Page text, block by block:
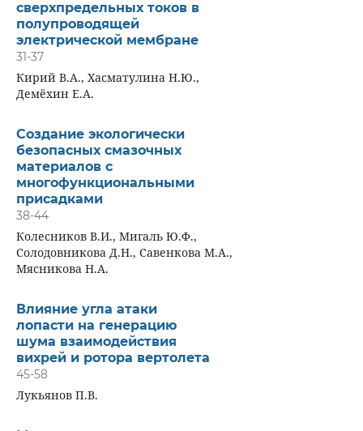
сверхпредельных токов в
полупроводящей
электрической мембране
31-37
Кирий В.А., Хасматулина Н.Ю.,
Демёхин Е.А.
Создание экологически
безопасных смазочных
материалов с
многофункциональными
присадками
38-44
Колесников В.И., Мигаль Ю.Ф.,
Солодовникова Д.Н., Савенкова М.А.,
Мясникова Н.А.
Влияние угла атаки
лопасти на генерацию
шума взаимодействия
вихрей и ротора вертолета
45-58
Лукьянов П.В.